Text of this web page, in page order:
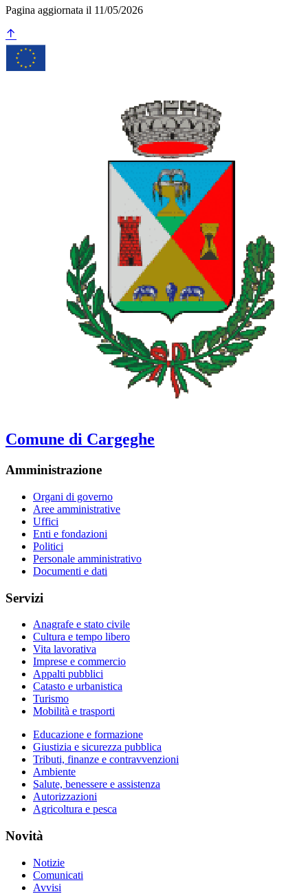
Pagina aggiornata il 11/05/2026
Comune di Cargeghe
Amministrazione
Organi di governo
Aree amministrative
Uffici
Enti e fondazioni
Politici
Personale amministrativo
Documenti e dati
Servizi
Anagrafe e stato civile
Cultura e tempo libero
Vita lavorativa
Imprese e commercio
Appalti pubblici
Catasto e urbanistica
Turismo
Mobilità e trasporti
Educazione e formazione
Giustizia e sicurezza pubblica
Tributi, finanze e contravvenzioni
Ambiente
Salute, benessere e assistenza
Autorizzazioni
Agricoltura e pesca
Novità
Notizie
Comunicati
Avvisi